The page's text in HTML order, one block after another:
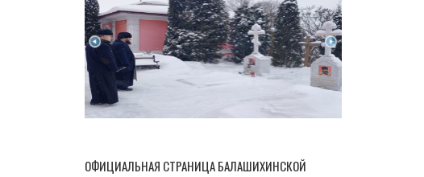
ОФИЦИАЛЬНАЯ СТРАНИЦА БАЛАШИХИНСКОЙ